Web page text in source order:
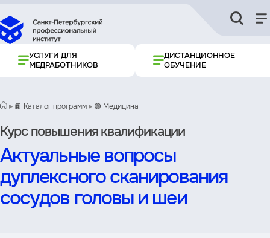
УСЛУГИ ДЛЯ
МЕДРАБОТНИКОВ
ДИСТАНЦИОННОЕ
ОБУЧЕНИЕ
📙 Каталог программ 🟢 Медицина
Курс повышения квалификации
Актуальные вопросы
дуплексного сканирования
сосудов головы и шеи